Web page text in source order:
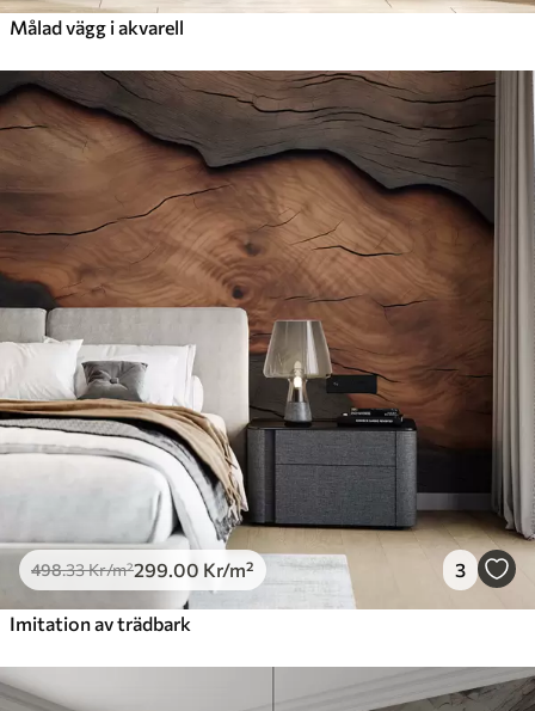
Målad vägg i akvarell
498.33Kr/m²299 .00 Kr/m² 3
Imitation av trädbark